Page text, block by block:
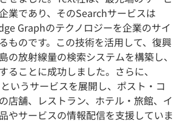
業であり、そのSearchサービスは
Graphのテクノロジーを企業のサイ
ものです。この技術を活用して、復興
の放射線量の検索システムを構築し、
ることに成功しました。さらに、
いうサービスを展開し、ポスト・コ
店舗、レストラン、ホテル・旅館、イ
やサービスの情報配信を支援していま